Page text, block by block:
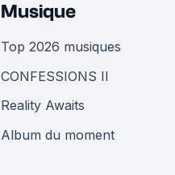
Musique
Top 2026 musiques
CONFESSIONS II
Reality Awaits
Album du moment